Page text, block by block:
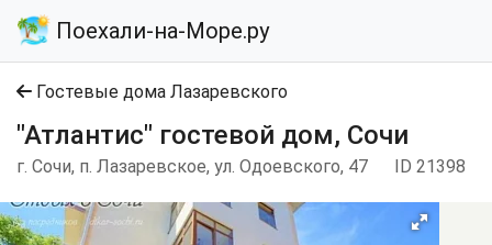
Поехали-на-Море.ру
Гостевые дома Лазаревского
"Атлантис" гостевой дом, Сочи
г. Сочи, п. Лазаревское, ул. Одоевского, 47 ID 21398